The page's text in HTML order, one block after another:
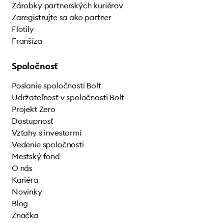
Zárobky partnerských kuriérov
Zaregistrujte sa ako partner
Flotily
Franšíza
Spoločnosť
Poslanie spoločnosti Bolt
Udržateľnosť v spoločnosti Bolt
Projekt Zero
Dostupnosť
Vzťahy s investormi
Vedenie spoločnosti
Mestský fond
O nás
Kariéra
Novinky
Blog
Značka